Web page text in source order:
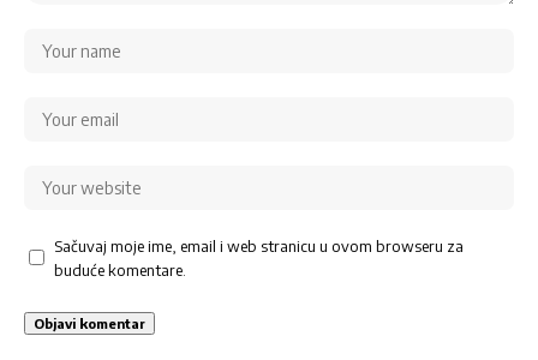
Sačuvaj moje ime, email i web stranicu u ovom browseru za
buduće komentare.